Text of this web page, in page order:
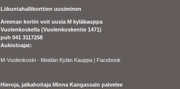
Liikuntahallikorttien uusiminen
Areenan kortin voit uusia M kyläkauppa
Vuolenkoskella (Vuolenkoskentie 1471)
puh 041 3117258
Aukioloajat:
M-Vuolenkoski - Meidän Kylän Kauppa | Facebook
Hieroja, jalkahoitaja Minna Kangassalo palvelee